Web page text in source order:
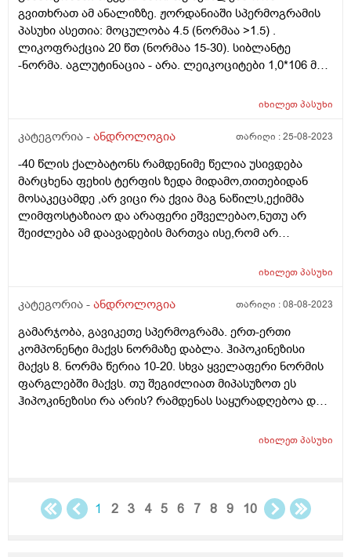
პათოლოგიით 12% (მომატებულია საზღვრებზე 2
პროცენტით) სპერმატოზოიდები კუდის პათოლოგიით
5 % სპერმატოგენეზის უჯრედები 1-2
სპერმაგლუტინაცია (+) რას ნიშნავს? ლეიკოციტი 4-5
დიდი რაოდენობით ლორწო მცირე რაოდენობით
დისკინეზისი და ყელის პათოლოგიით
სპერმატოზიდების მაჩვენებლები მეტი რომ არის
მნიშვნელოვანია თუ არა და როგორ შეიძლება
გამოსწორება? როგორი სპერმაა?
გვითხრათ ამ ანალიზზე. ჟორდანიაში სპერმოგრამის
პასუხი ასეთია: მოცულობა 4.5 (ნორმაა >1.5) .
ლიკოფრაქცია 20 წთ (ნორმაა 15-30). სიბლანტე
-ნორმა. აგლუტინაცია - არა. ლეიკოციტები 1,0*106 მლ
>40% ). მთლიანი პროგრესული 46%. სწრაფად
21% , უმოძრაო 23%. მორფოლოგია 1% (ნორმა >4),
აზრით, ამ მონაცემებით დაორსულების შანსი არ არის?
1 წელია ვცდილობთ ზუსტად.ჯერჯერობით არ ვერევით
მედიკმენტევით. თუმცა უკვე 1 წელი გავიდა და
ვაპირებთ მკურნალობის დაწყებას. პრობლემა ისაა
რომ საზღვარგარეთ ვართ და აქ 4-5 თვე უნდა
მოძრავი სპერმატოზოიდები რომ საერთოდ არ არის
ჰორმონალური ანალიზები ნორმაშია, დ ვიტამინიც.
ვარიკოცელე აქვს მხოლოდ მაგრამ არც სტკივა არც
აწუხებს. აქ გვითხრეს ოპერაციამ შეიძლება არანაირი
შედეგი არ მოგცეთო და აბა გამოსავალი რაშია.
გთხოვთ იქნებ რამე რჩევა მოგვცეთ ან რამე
ვიტამინები თუ შეიძლება ასე დალევა? უბრალოდ
თქვენი აზრი გვითხარით გთხოვთ ეს მომაცემები
იხილეთპასუხი
კატეგორია - ანდროლოგია თარიღი :25-08-2023
-40 წლის ქალბატონს რამდენიმე წელია უსივდება
მარცხენა ფეხის ტერფის ზედა მიდამო,თითებიდან
მოსაკეცამდე ,არ ვიცი რა ქვია მაგ ნაწილს,ექიმმა
ლიმფოსტაზიაო და არაფერი ეშველებაო,ნუთუ არ
შეიძლება ამ დაავადების მართვა ისე,რომ არ
შეიძლება თუ არა ლიმფოსტაზმა წითელი ქარი
იხილეთპასუხი
კატეგორია - ანდროლოგია თარიღი :08-08-2023
გამარჯობა, გავიკეთე სპერმოგრამა. ერთ-ერთი
კომპონენტი მაქვს ნორმაზე დაბლა. ჰიპოკინეზისი
მაქვს 8. ნორმა წერია 10-20. სხვა ყველაფერი ნორმის
ფარგლებში მაქვს. თუ შეგიძლიათ მიპასუზოთ ეს
ჰიპოკინეზისი რა არის? რამდენას საყურადღებოა და
იხილეთპასუხი
1 2 3 4 5 6 7 8 9 10